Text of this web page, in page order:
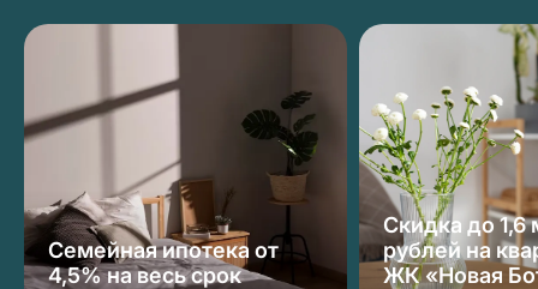
Семейная ипотека от
4,5% на весь срок
Скидка до 1,6
рублей на
ЖК «Новая